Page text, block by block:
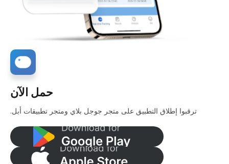
حمل الآن
ترقبوا إطلاق التطبيق على متجر جوجل بلاي ومتجر تطبيقات أبل.